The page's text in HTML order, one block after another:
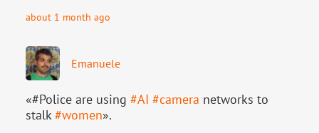
about 1 month ago
Emanuele
«#Police are using #AI #camera networks to
stalk#women».